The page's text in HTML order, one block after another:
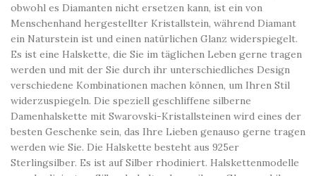
obwohl es Diamanten nicht ersetzen kann, ist ein von
Menschenhand hergestellter Kristallstein, während Diamant
ein Naturstein ist und einen natürlichen Glanz widerspiegelt.
Es ist eine Halskette, die Sie im täglichen Leben gerne tragen
werden und mit der Sie durch ihr unterschiedliches Design
verschiedene Kombinationen machen können, um Ihren Stil
widerzuspiegeln. Die speziell geschliffene silberne
Damenhalskette mit Swarovski-Kristallsteinen wird eines der
besten Geschenke sein, das Ihre Lieben genauso gerne tragen
werden wie Sie. Die Halskette besteht aus 925er
Sterlingsilber. Es ist auf Silber rhodiniert. Halskettenmodelle